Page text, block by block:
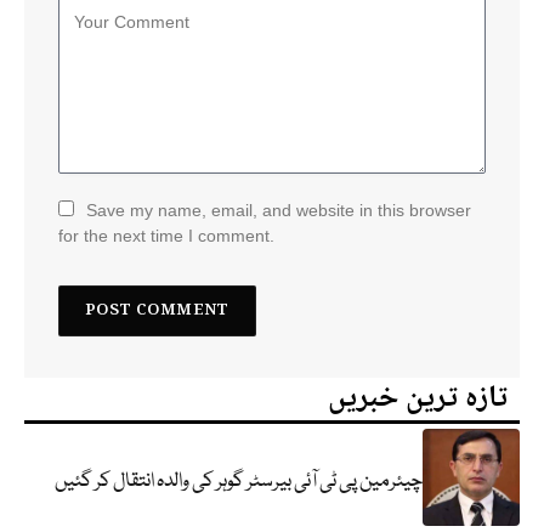
Save my name, email, and website in this browser
for the next time I comment.
تازہ ترین خبریں
چیئرمین پی ٹی آئی بیرسٹر گوہر کی والدہ انتقال کر گئیں